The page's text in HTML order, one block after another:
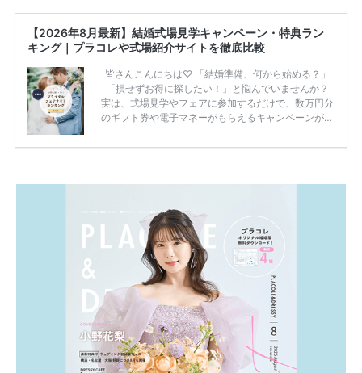
【2026年8月最新】結婚式場見学キャンペーン・特典ラン
キング｜プラコレや式場紹介サイトを徹底比較
皆さんこんにちは♡ 「結婚準備、何から始める？」
「損せずお得に探したい！」と悩んでいませんか？
実は、式場見学やフェアに参加するだけで、数万円分
のギフト券や電子マネーがもらえるキャンペーンがあ
ため、比較せずに選ぶと損をしてしまうことも……。
一番お得？」「プラコレの特典は？」といった疑問も
解決します。 まずは診断で候補を絞れる「ウェディ
ング診断」か、体験型 […]続きを読む